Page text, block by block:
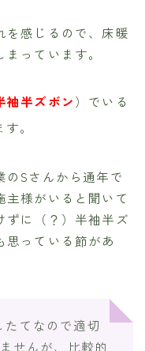
を感じるので、床暖
っています。
袖半ズボン）でいる
。
のSさんから通年で
様がいると聞いて
ずに（？）半袖半ズ
思っている節があ
てなので適切
せんが、比較的